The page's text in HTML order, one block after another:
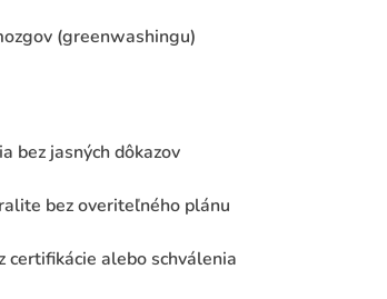
(greenwashingu)
bez jasných dôkazov
bez overiteľného plánu
certifikácie alebo schválenia